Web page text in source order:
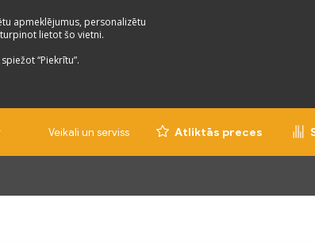
apmeklējumus, personalizētu
lietot šo vietni.
“Piekrītu”.
Veikali un serviss Atliktās preces